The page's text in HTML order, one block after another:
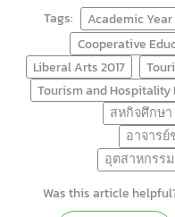
Tags:
Academic Year
Cooperative
Liberal Arts 2017
Tourism and Hospitality
สหกิจศึกษา
อาจาร
อุตสาหกรรม
Was this article